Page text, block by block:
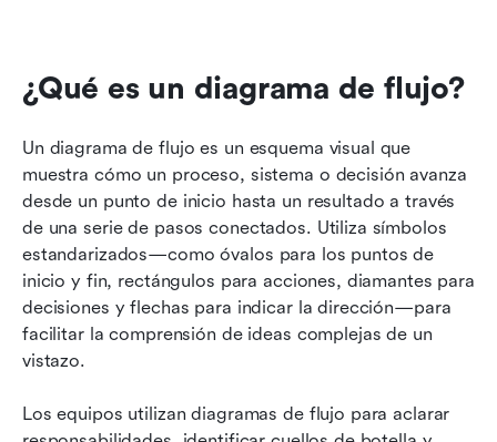
¿Qué es un diagrama de flujo?
Un diagrama de flujo es un esquema visual que
muestra cómo un proceso, sistema o decisión avanza
desde un punto de inicio hasta un resultado a través
de una serie de pasos conectados. Utiliza símbolos
estandarizados—como óvalos para los puntos de
inicio y fin, rectángulos para acciones, diamantes para
decisiones y flechas para indicar la dirección—para
facilitar la comprensión de ideas complejas de un
vistazo.
Los equipos utilizan diagramas de flujo para aclarar